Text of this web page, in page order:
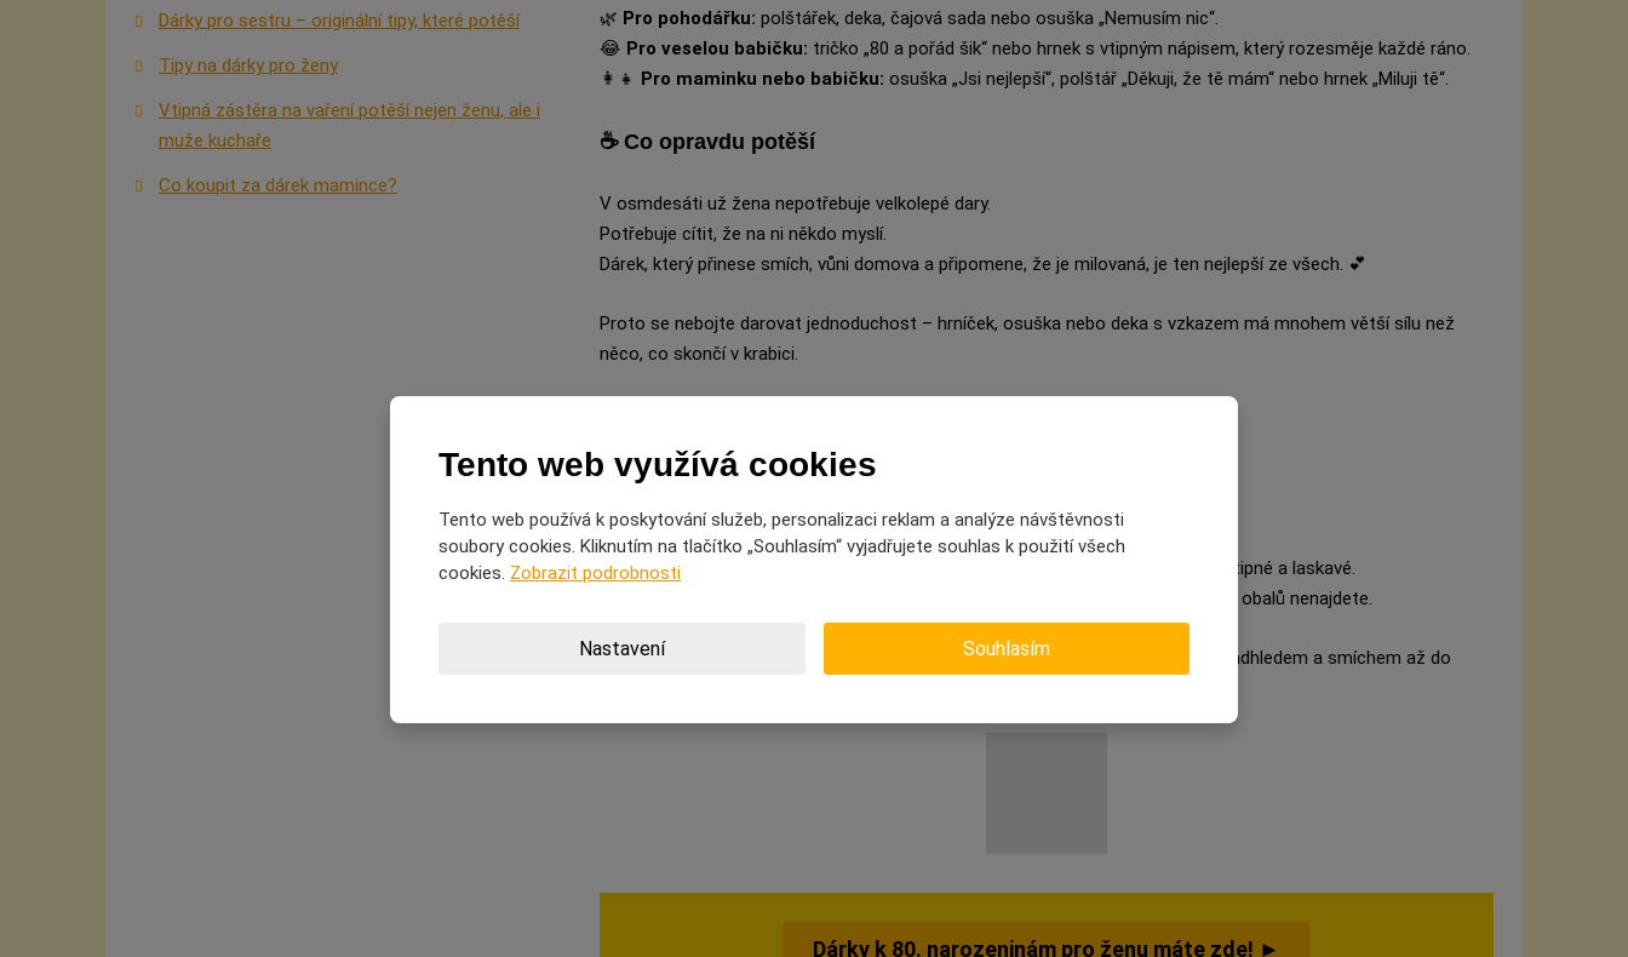
Dárky pro sestru – originální tipy, které potěší
Tipy na dárky pro ženy
Vtipná zástěra na vaření potěší nejen ženu, ale i
muže kuchaře
Co koupit za dárek mamince?
🌿 Pro pohodářku: polštářek, deka, čajová sada nebo osuška „Nemusím nic“.
😂 Pro veselou babičku: tričko „80 a pořád šik“ nebo hrnek s vtipným nápisem, který rozesměje každé ráno.
👩‍👧 Pro maminku nebo babičku: osuška „Jsi nejlepší“, polštář „Děkuji, že tě mám“ nebo hrnek „Miluji tě“.
☕ Co opravdu potěší
V osmdesáti už žena nepotřebuje velkolepé dary.
Potřebuje cítit, že na ni někdo myslí.
Dárek, který přinese smích, vůni domova a připomene, že je milovaná, je ten nejlepší ze všech. 💕
Proto se nebojte darovat jednoduchost – hrníček, osuška nebo deka s vzkazem má mnohem větší sílu než
něco, co skončí v krabici.
✨ Shrnutí
Dárky k 80. narozeninám pro ženy by měly být jako ony samy – krásné, chytré, vtipné a laskavé.
Ať už jde o maminku, babičku nebo kamarádku, darujte jí radost – tu sebelepší z obalů nenajdete.
Protože osmdesátka není koncem, ale potvrzením, že život se dá žít s grácií, nadhledem a smíchem až do
Dárky k 80. narozeninám pro ženu máte zde! ►
Tento web využívá cookies
Tento web používá k poskytování služeb, personalizaci reklam a analýze návštěvnosti
soubory cookies. Kliknutím na tlačítko „Souhlasím“ vyjadřujete souhlas k použití všech
cookies. Zobrazit podrobnosti
Nastavení Souhlasím